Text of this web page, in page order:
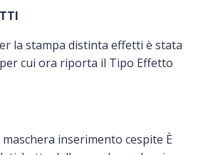
la stampa distinta effetti è stata
per cui ora riporta il Tipo Effetto
inserimento cespite È